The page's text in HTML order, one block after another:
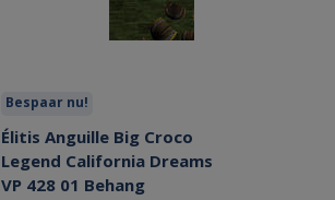
Bespaar nu!
Élitis Anguille Big Croco
Legend California Dreams
VP 428 01 Behang